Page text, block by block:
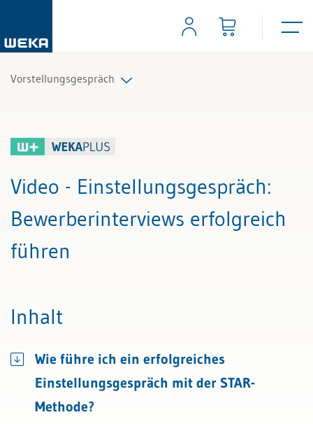
Vorstellungsgespräch
Video - Einstellungsgespräch:
Bewerberinterviews erfolgreich
führen
Inhalt
Wie führe ich ein erfolgreiches
Einstellungsgespräch mit der STAR-
Methode?